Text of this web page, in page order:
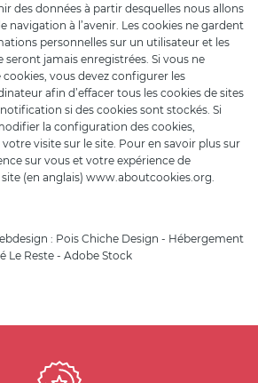
des données à partir desquelles nous allons
navigation à l’avenir. Les cookies ne gardent
personnelles sur un utilisateur et les
jamais enregistrées. Si vous ne
vous devez configurer les
afin d’effacer tous les cookies de sites
si des cookies sont stockés. Si
la configuration des cookies,
visite sur le site. Pour en savoir plus sur
sur vous et votre expérience de
(en anglais) www.aboutcookies.org.
: Pois Chiche Design - Hébergement
Le Reste - Adobe Stock